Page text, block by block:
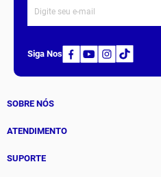
Siga Nos
SOBRE NÓS
História
Patrocinados
ATENDIMENTO
Whatsapp
SUPORTE